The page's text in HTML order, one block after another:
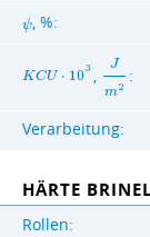
ψ, %:
KCU ⋅ 10
3
J
m2
:
Verarbeitung:
HÄRTE
Rollen: